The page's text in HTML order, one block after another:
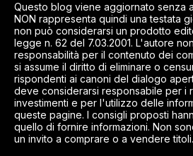
Questo blog viene aggiornato senza
NON rappresenta quindi una testata
non può considerarsi un prodotto
legge n. 62 del 7.03.2001. L'autore
responsabilità per il contenuto dei
si assume il diritto di eliminare o
rispondenti ai canoni del dialogo
deve considerarsi responsabile per i
investimenti e per l'utilizzo delle
queste pagine. I consigli proposti
quello di fornire informazioni. Non
un invito a comprare o a vendere titoli.